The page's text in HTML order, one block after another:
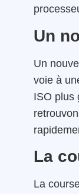
Un
Un
voie à
ISO plus
La
La